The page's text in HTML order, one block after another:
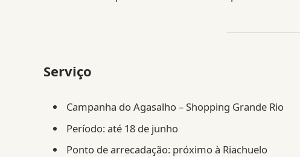
Serviço
Campanha do Agasalho – Shopping Grande Rio
Período: até 18 de junho
Ponto de arrecadação: próximo à Riachuelo